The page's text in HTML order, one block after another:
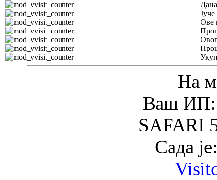
Јуче
Ове
На
Ваш ИП:
SAFARI
Сада